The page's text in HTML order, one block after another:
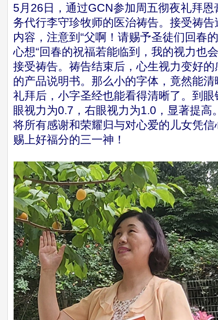
5月26日，通过GCN参加周五彻夜礼拜
务代行李守珍牧师的医治祷告。接受祷
内容，注意到“父啊！请赐予圣徒们回春
心想“回春的祝福若能临到，我的视力也
接受祷告。祷告结束后，心生视力变好
的产品说明书。那么小的字体，竟然能
礼拜后，小字圣经也能看得清晰了。到
眼视力为0.7，右眼视力为1.0，显著提高
将所有感谢和荣耀归与对心爱的儿女凭
赐上好福分的三一神！